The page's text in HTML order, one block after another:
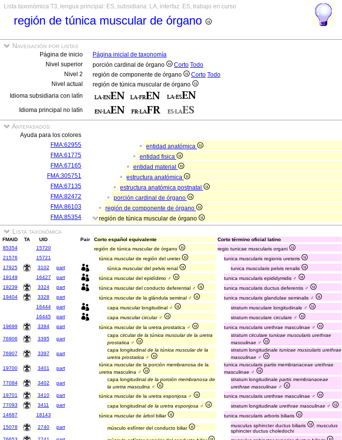
Lista taxonómica T3, lengua principal: ES, subsidiaria: LA, interfaz: ES, trabajo en curso
región de túnica muscular de órgano
Navegación por listas
Página de inicio
Página inicial de taxonomía
Nivel superior
porción cardinal de órgano Corto Todo
Nivel 2
región de componente de órgano Corto Todo
Nivel actual
región de túnica muscular de órgano
Idioma subsidiaria con latín
Idioma principal no latín
Antepasados
Ayuda para los colores
FMA:62955
entidad anatómica
FMA:61775
entidad fisica
FMA:67165
entidad material
FMA:305751
estructura anatómica
FMA:67135
estructura anatómica postnatal
FMA:82472
porción cardinal de órgano
FMA:86103
región de componente de órgano
FMA:85354
región de túnica muscular de órgano
Lista taxonómica
FMAID TA UID Pair Corto español equivalente
Corto término oficial latino
85354
15720 región de túnica muscular de órgano
regio tunicae muscularis organi
21576
15721 túnica muscular de región del ureter
tunica muscularis regionis ureteris
17925
3102 part túnica muscular del pelvis renal
tunica muscularis pelvis renalis
19149
16427 part túnica muscular del epidídimo ♂
tunica muscularis epididymidis ♂
19239
3324 part túnica muscular del conducto deferential ♂
tunica muscularis ductus deferentis ♂
19404
3328 part túnica muscular de la glándula seminal ♂
tunica muscularis glandulae seminalis ♂
16444
part capa muscular longitudinal ♂
stratum musculare longitudinale ♂
16445
part capa muscular circular ♂
stratum musculare circulare ♂
19699
3394 part túnica muscular de la uretra prostatica ♂ tunica muscularis urethrae masculinae ♂
76906 3395 part
capa circularde la túnica muscular de la uretra
prostatica ♂
stratum circulare tunicae muscularis urethrae
masculinae♂
76907
3397 part
capa longitudinal de la túnica muscular de la
uretra prostatica ♂
stratum longitudinale tunicae muscularis urethrae
masculinae♂
19700
3401 part
túnica muscular de la porción membranosa de la
uretra masculina ♂
tunica muscularis partis membranaceae urethrae
masculinae ♂
77084
3402 part
capa longitudinal de la porción membranosa de
la uretra masculina ♂
stratum longitudinale partis membranaceae
urethrae masculinae♂
19701
3410 part túnica muscular de la uretra esponjosa ♂
tunica muscularis urethrae masculinae ♂
77093
3411 part capa longitudinal de la uretra esponjosa ♂ stratum longitudinale urethrae masculinae♂
14687
18143 túnica muscular de árbol biliar tunica muscularis arboris biliaris
15078 2740 part músculo esfínter del conducto biliar musculus sphincter ductus biliaris
; musculus
sphincter ductus choledochi